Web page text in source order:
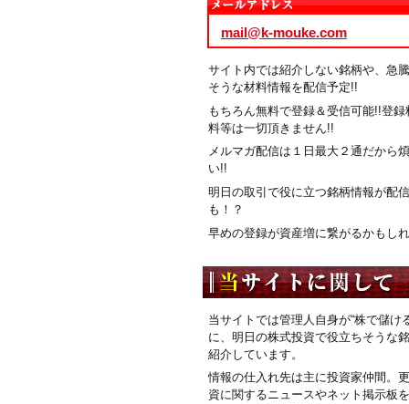
mail@k-mouke.com
サイト内では紹介しない銘柄や、急
そうな材料情報を配信予定!!
もちろん無料で登録＆受信可能!!登録
料等は一切頂きません!!
メルマガ配信は１日最大２通だから
い!!
明日の取引で役に立つ銘柄情報が配
も！？
早めの登録が資産増に繋がるかもし
当サイトでは管理人自身が“株で儲け
に、明日の株式投資で役立ちそうな
紹介しています。
情報の仕入れ先は主に投資家仲間。
資に関するニュースやネット掲示板